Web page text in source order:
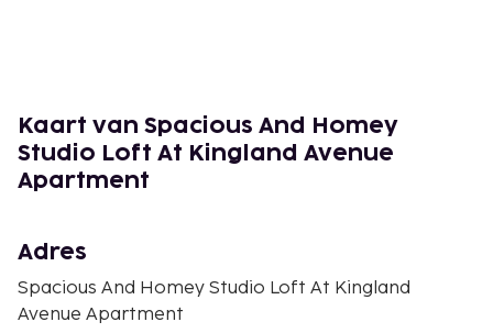
Bethsaida Hospitals - 7,5 km
Modern Golf en Country Club - 7,8 km
Universitas Multimedia Nusantara - 7,9 km
Jakarta (HLP-Halim Perdanakusuma Intl.) - 36,6 km
Dit appartement biedt aparte rookruimtes.
De volgende kosten dienen bij de accommodatie te
Kaart van Spacious And Homey
Studio Loft At Kingland Avenue
Apartment
Adres
Spacious And Homey Studio Loft At Kingland
Avenue Apartment